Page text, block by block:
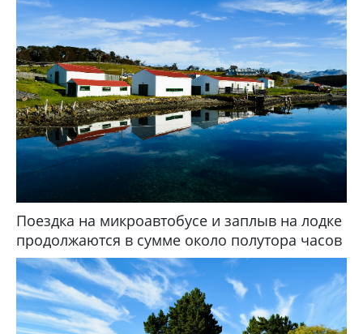
Поездка на микроавтобусе и заплыв на лодке
продолжаются в сумме около полутора часов